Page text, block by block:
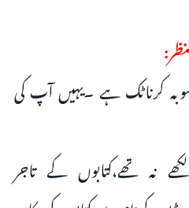
کرناٹک ہے ۔یہیں آپ کی
نہ تھے،کتابوں کے تاجر